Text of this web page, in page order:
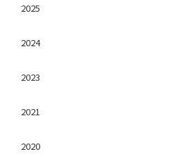
2025
2024
2023
2021
2020